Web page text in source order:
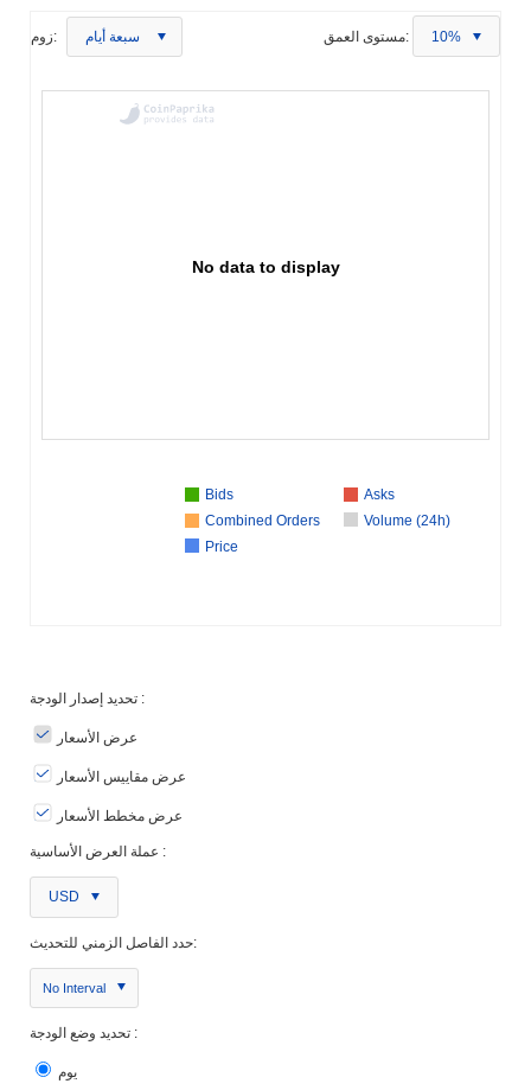
زوم: سبعة أيام مستوى العمق: 10%
No data to display
Bids
Asks
Combined Orders
Volume (24h)
Price
تحديد إصدار الودجة :
عرض الأسعار
عرض مقاييس الأسعار
عرض مخطط الأسعار
عملة العرض الأساسية :
USD
حدد الفاصل الزمني للتحديث:
No Interval
تحديد وضع الودجة :
يوم